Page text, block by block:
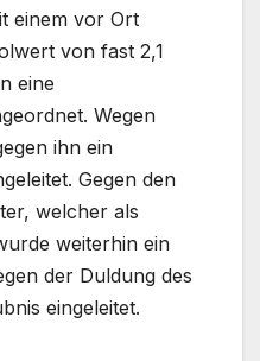
einem vor Ort
von fast 2,1
eine
Wegen
ihn ein
Gegen den
welcher als
weiterhin ein
der Duldung des
eingeleitet.